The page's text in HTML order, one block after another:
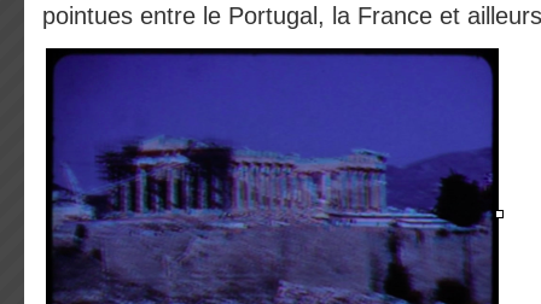
pointues entre le Portugal, la France et